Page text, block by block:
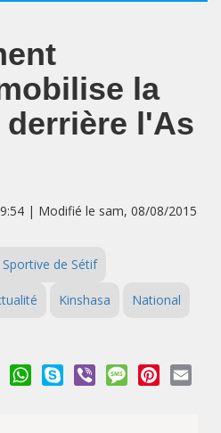
la
l'As
| Modifié le sam, 08/08/2015
de Sétif
Kinshasa National
MessengerWhatsApp
Skype Viber MessagePinterest